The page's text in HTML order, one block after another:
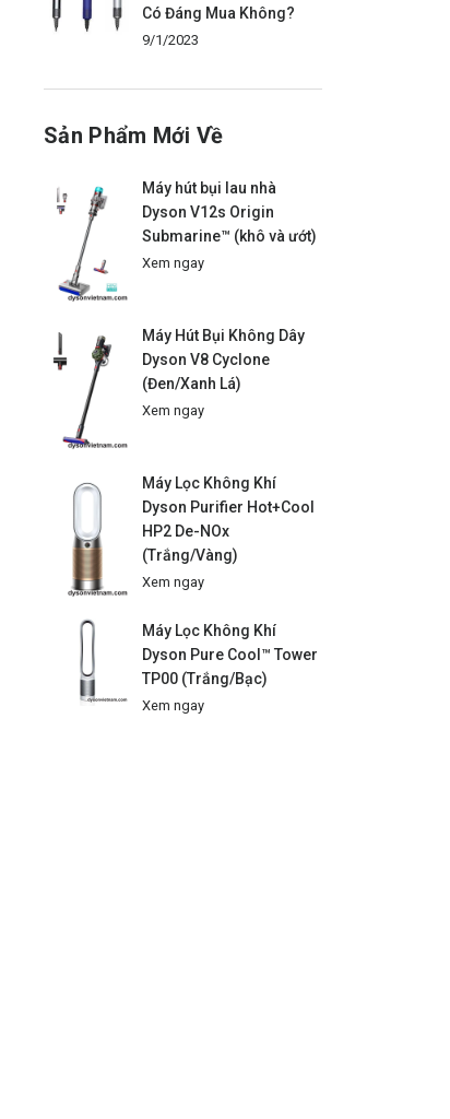
Có Đáng Mua Không?
9/1/2023
Sản Phẩm Mới Về
Máy hút bụi lau nhà
Dyson V12s Origin
Submarine™ (khô và ướt)
Xem ngay
Máy Hút Bụi Không Dây
Dyson V8 Cyclone
(Đen/Xanh Lá)
Xem ngay
Máy Lọc Không Khí
Dyson Purifier Hot+Cool
HP2 De-NOx
(Trắng/Vàng)
Xem ngay
Máy Lọc Không Khí
Dyson Pure Cool™ Tower
TP00 (Trắng/Bạc)
Xem ngay